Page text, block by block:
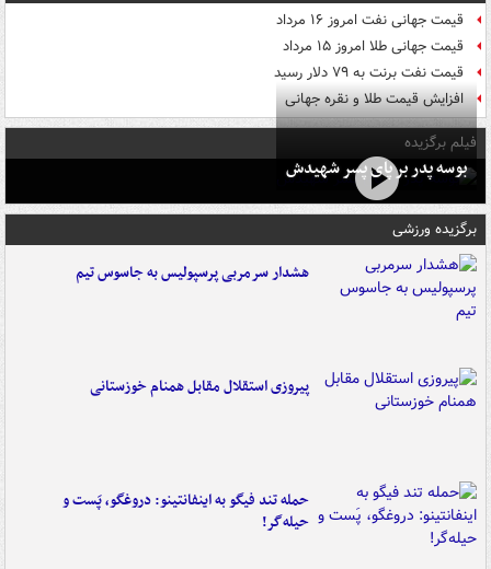
قیمت جهانی نفت امروز ۱۶ مرداد
قیمت جهانی طلا امروز ۱۵ مرداد
قیمت نفت برنت به ۷۹ دلار رسید
افزایش قیمت طلا و نقره جهانی
فیلم برگزیده
بوسه‌ پدر بر پای پسر شهیدش
برگزیده ورزشی
هشدار سرمربی پرسپولیس به جاسوس تیم
پیروزی استقلال مقابل همنام خوزستانی
حمله تند فیگو به اینفانتینو: دروغگو، پَست‌ و
حیله‌گر!